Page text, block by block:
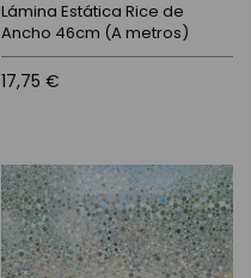
Lámina Estática Rice de
Ancho 46cm (A metros)
17,75 €